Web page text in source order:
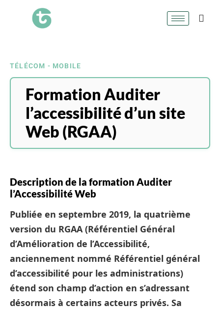
TÉLÉCOM - MOBILE
Formation Auditer
l’accessibilité d’un site
Web (RGAA)
Description de la formation Auditer
l’Accessibilité Web
Publiée en septembre 2019, la quatrième
version du RGAA(Référentiel Général
d’Amélioration de l’Accessibilité,
anciennement nommé Référentiel général
d’accessibilité pour les administrations)
étend son champ d’action en s’adressant
désormais à certains acteurs privés. Sa